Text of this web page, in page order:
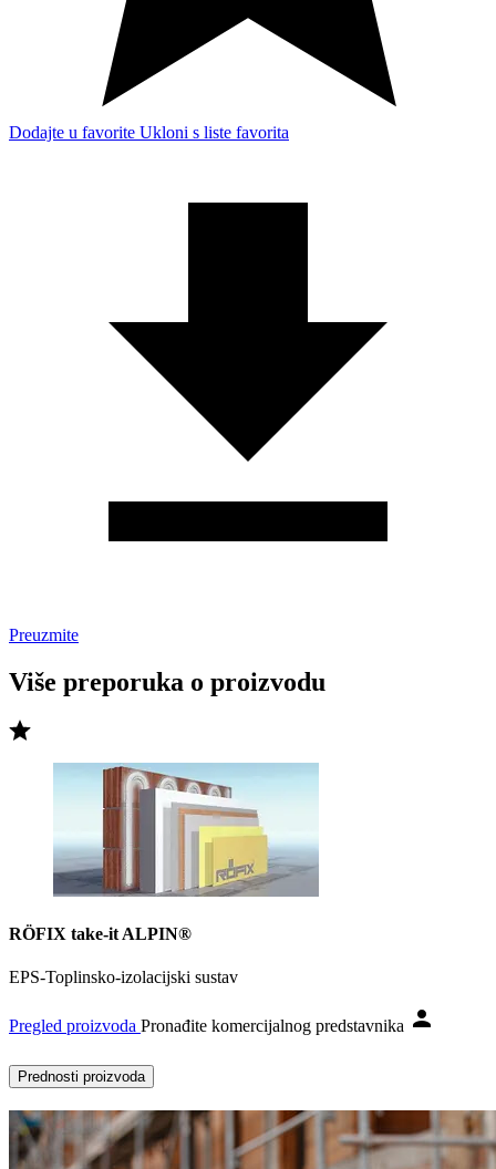
Dodajte u favorite Ukloni s liste favorita
Preuzmite
Više preporuka o proizvodu
RÖFIX take-it ALPIN®
EPS-Toplinsko-izolacijski sustav
Pregled proizvoda Pronađite komercijalnog predstavnika
Prednosti proizvoda